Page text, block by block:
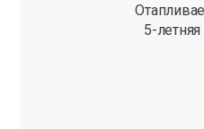
5-летняя